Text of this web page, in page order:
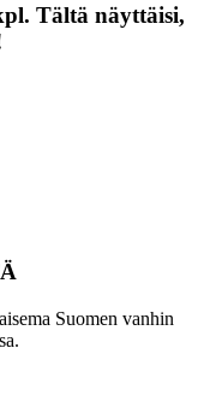
Tältä näyttäisi,
Suomen vanhin